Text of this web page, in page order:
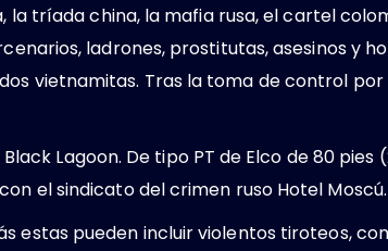
la tríada china, la mafia rusa, el cartel
ladrones, prostitutas, asesinos y
vietnamitas. Tras la toma de control
Lagoon. De tipo PT de Elco de 80 pies
el sindicato del crimen ruso Hotel Moscú.
estas pueden incluir violentos tiroteos,